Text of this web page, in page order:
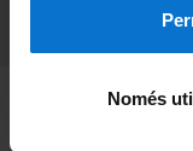
Només
Fundadora de la